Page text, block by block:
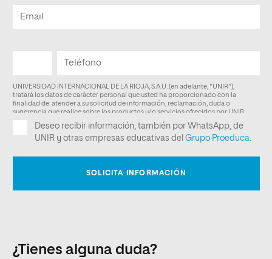
¿Tienes alguna duda?